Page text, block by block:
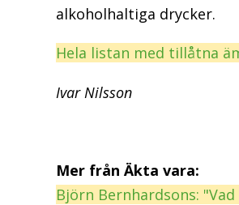
alkoholhaltiga drycker.
Hela listan med tillåtna
Ivar Nilsson
Mer från Äkta vara:
Björn Bernhardsons: